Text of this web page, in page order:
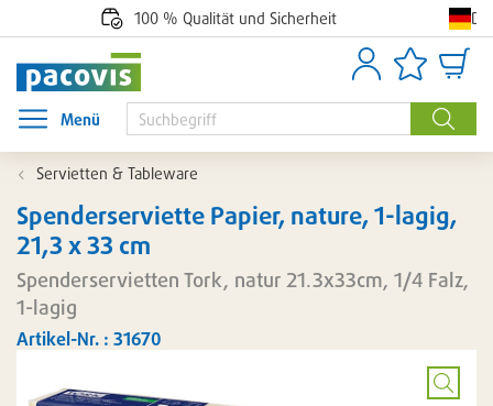
100 % Qualität und Sicherheit
Suche
AnmeldenArtikellisten
Menü
Menü öffnen
Servietten & Tableware
Spenderserviette Papier, nature, 1-lagig,
21,3 x 33 cm
Spenderservietten Tork, natur 21.3x33cm, 1/4 Falz,
1-lagig
Artikel-Nr. : 31670
Bild